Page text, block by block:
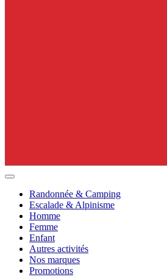
Randonnée & Camping
Escalade & Alpinisme
Homme
Femme
Enfant
Autres activités
Nos marques
Promotions